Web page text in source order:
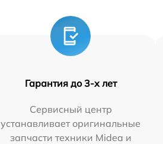
Гарантия до 3-х лет
Сервисный центр
устанавливает оригинальные
запчасти техники Midea и